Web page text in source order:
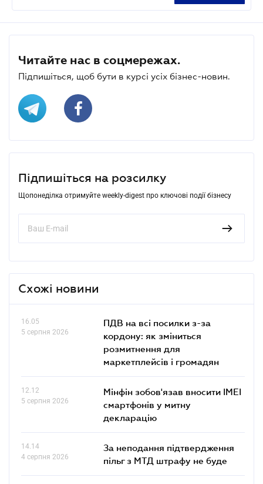
Читайте нас в соцмережах.
Підпишіться, щоб бути в курсі усіх бізнес-новин.
Підпишіться на розсилку
Щопонеділка отримуйте weekly-digest про ключові події бізнесу
Схожі новини
16.05
5 серпня 2026
ПДВ на всі посилки з-за
кордону: як зміниться
розмитнення для
маркетплейсів і громадян
12.12
5 серпня 2026
Мінфін зобов'язав вносити IMEI
смартфонів у митну
декларацію
14.14
4 серпня 2026
За неподання підтвердження
пільг з МТД штрафу не буде